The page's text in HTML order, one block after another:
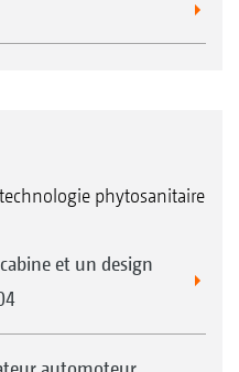
phytosanitaire
et un design